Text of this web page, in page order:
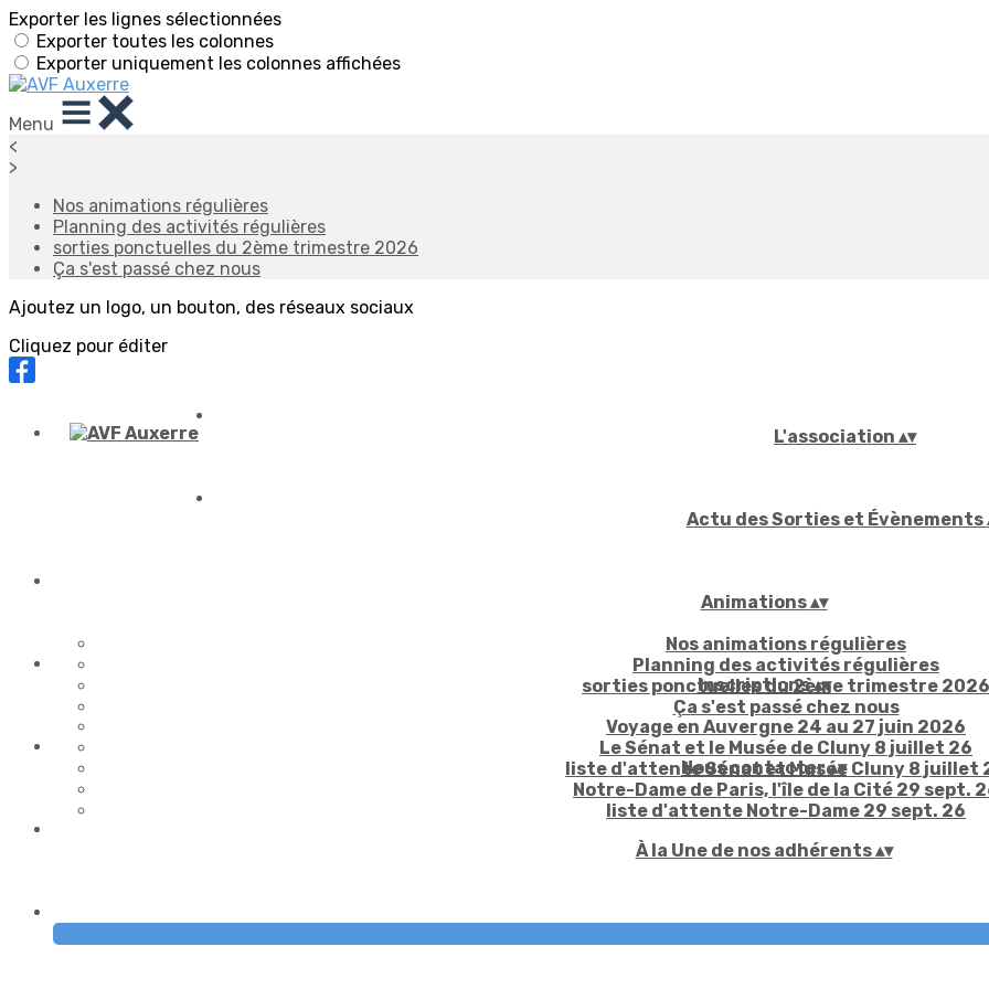
Exporter les lignes sélectionnées
Exporter toutes les colonnes
Exporter uniquement les colonnes affichées
Menu
<
>
Nos animations régulières
Planning des activités régulières
sorties ponctuelles du 2ème trimestre 2026
Ça s'est passé chez nous
Ajoutez un logo, un bouton, des réseaux sociaux
Cliquez pour éditer
L'association ▴▾
Actu des Sorties et Évènements
Animations▴▾
Nos animations régulières
Planning des activités régulières
sorties ponctuelles du 2ème trimestre 2026
Ça s'est passé chez nous
Inscriptions▴▾
Voyage en Auvergne 24 au 27 juin 2026
Le Sénat et le Musée de Cluny 8 juillet 26
liste d'attente Sénat et Musée Cluny 8 juillet
Notre-Dame de Paris, l'île de la Cité 29 sept.
liste d'attente Notre-Dame 29 sept. 26
Nous contacter▴▾
À la Une de nos adhérents▴▾